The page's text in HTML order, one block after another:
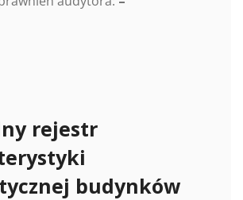
rejestr
budynków